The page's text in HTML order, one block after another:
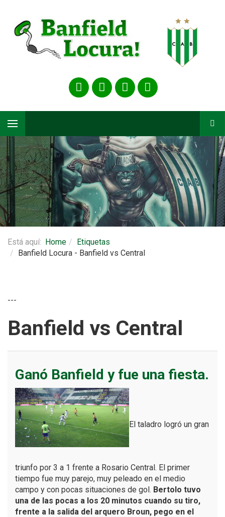
Está aquí: Home
Etiquetas
Banfield Locura - Banfield vs Central
---
Banfield vs Central
Ganó Banfield y fue una fiesta.
El taladro logró un gran
triunfo por 3 a 1 frente a Rosario Central. El primer
tiempo fue muy parejo, muy peleado en el medio
campo y con pocas situaciones de gol. Bertolo tuvo
una de las pocas a los 20 minutos cuando su tiro,
frente a la salida del arquero Broun, pego en el